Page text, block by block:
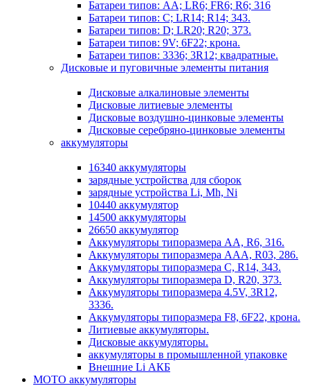
Батареи типов: AA; LR6; FR6; R6; 316
Батареи типов: C; LR14; R14; 343.
Батареи типов: D; LR20; R20; 373.
Батареи типов: 9V; 6F22; крона.
Батареи типов: 3336; 3R12; квадратные.
Дисковые и пуговичные элементы питания
Дисковые алкалиновые элементы
Дисковые литиевые элементы
Дисковые воздушно-цинковые элементы
Дисковые серебряно-цинковые элементы
аккумуляторы
16340 аккумуляторы
зарядные устройства для сборок
зарядные устройства Li, Mh, Ni
10440 аккумулятор
14500 аккумуляторы
26650 аккумулятор
Аккумуляторы типоразмера АА, R6, 316.
Аккумуляторы типоразмера ААА, R03, 286.
Аккумуляторы типоразмера С, R14, 343.
Аккумуляторы типоразмера D, R20, 373.
Аккумуляторы типоразмера 4.5V, 3R12,
3336.
Аккумуляторы типоразмера F8, 6F22, крона.
Литиевые аккумуляторы.
Дисковые аккумуляторы.
аккумуляторы в промышленной упаковке
Внешние Li АКБ
МОТО аккумуляторы